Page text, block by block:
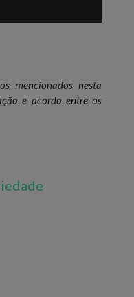
mencionados nesta
e acordo entre os